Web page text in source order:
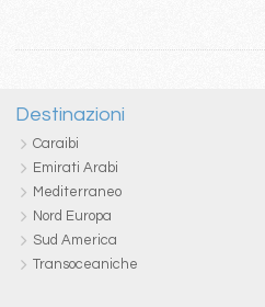
Destinazioni
Caraibi
Emirati Arabi
Mediterraneo
Nord Europa
Sud America
Transoceaniche